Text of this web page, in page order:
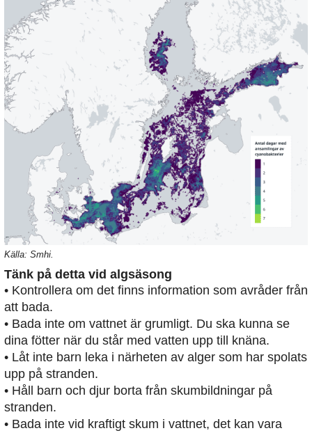
Källa: Smhi.
Tänk på detta vid algsäsong
• Kontrollera om det finns information som avråder från
att bada.
• Bada inte om vattnet är grumligt. Du ska kunna se
dina fötter när du står med vatten upp till knäna.
• Låt inte barn leka i närheten av alger som har spolats
upp på stranden.
• Håll barn och djur borta från skumbildningar på
stranden.
• Bada inte vid kraftigt skum i vattnet, det kan vara